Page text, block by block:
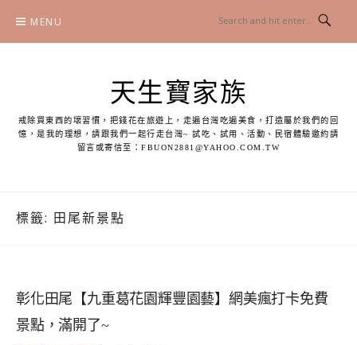
content
MENU
天生寶家族
戒除買東西的壞習慣，把錢花在旅遊上，走遍台灣吃遍美食，打造屬於我們的回
憶，是我的理想，請跟我們一起行走台灣~ 試吃、試用、活動、民宿體驗邀約請
留言或寄信至：FBUON2881@YAHOO.COM.TW
標籤: 田尾新景點
彰化田尾【九重葛花園輝豐園藝】網美瘋打卡免費
景點，滿開了~